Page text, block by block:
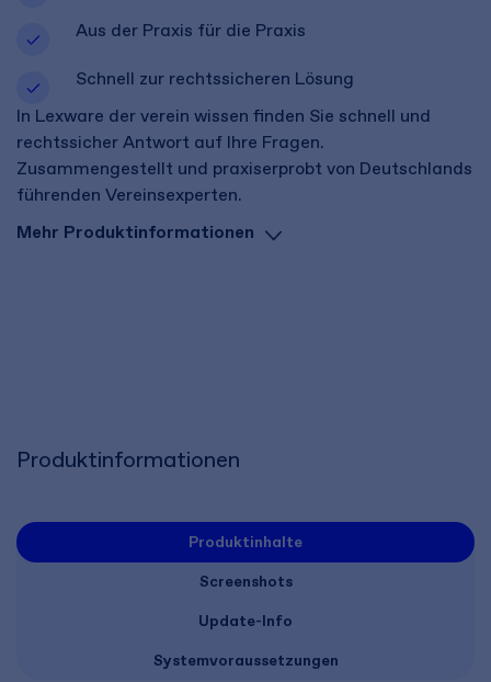
Aus der Praxis für die Praxis
Schnell zur rechtssicheren Lösung
In Lexware der verein wissen finden Sie schnell und
rechtssicher Antwort auf Ihre Fragen.
Zusammengestellt und praxiserprobt von Deutschlands
führenden Vereinsexperten.
Mehr Produktinformationen
Produktinformationen
Produktinhalte
Screenshots
Update-Info
Systemvoraussetzungen